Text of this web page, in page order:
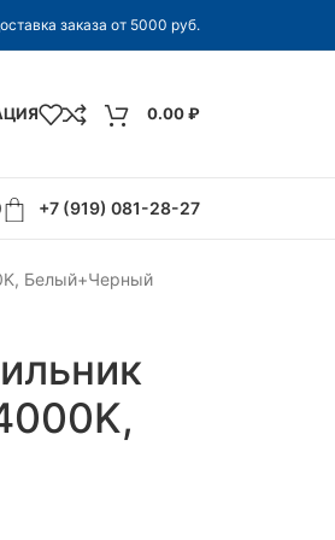
заказа от 5000 руб.
0.00₽
+7 (919) 081-28-27
Белый+Черный